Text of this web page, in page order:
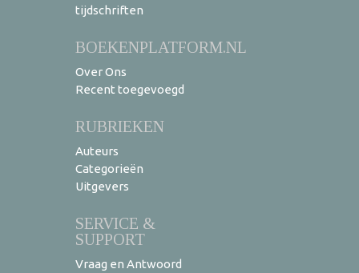
tijdschriften
BOEKENPLATFORM.NL
Over Ons
Recent toegevoegd
RUBRIEKEN
Auteurs
Categorieën
Uitgevers
SERVICE &
SUPPORT
Vraag en Antwoord